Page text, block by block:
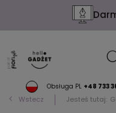
Obsługa PL +48 733
Wstecz Jesteś tutaj: